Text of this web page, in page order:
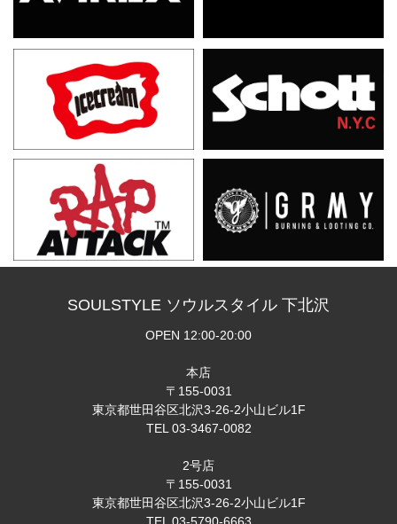
SOULSTYLE ソウルスタイル 下北沢
OPEN 12:00-20:00
本店
〒155-0031
東京都世田谷区北沢3-26-2小山ビル1F
TEL 03-3467-0082
2号店
〒155-0031
東京都世田谷区北沢3-26-2小山ビル1F